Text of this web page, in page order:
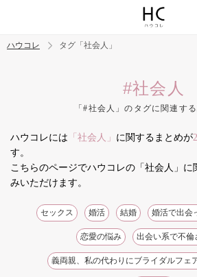
結婚 セックス カップル 男の本音
ハウコレ タグ「社会人」
#社会人
「#社会人」のタグに関連す
ハウコレには 「社会人」 に関するまとめが
す。
こちらのページでハウコレの「社会人」に
みいただけます。
セックス 婚活 結婚 婚活で出会
恋愛の悩み 出会い系で不倫
義両親、私の代わりにブライダルフェ